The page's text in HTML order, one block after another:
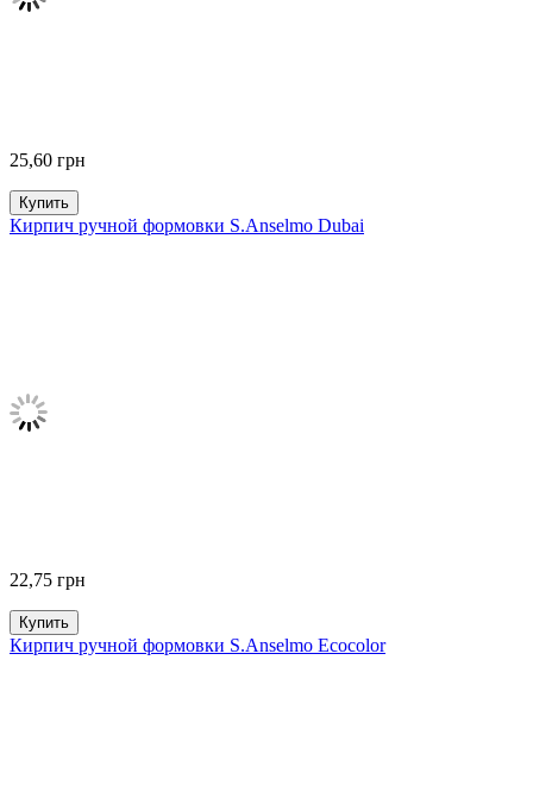
25,60 грн
Купить
Кирпич ручной формовки S.Anselmo Dubai
22,75 грн
Купить
Кирпич ручной формовки S.Anselmo Ecocolor